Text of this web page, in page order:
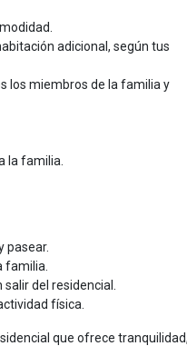
adicional, según tus
los miembros de la familia y
la familia.
pasear.
familia.
del residencial.
física.
que ofrece tranquilidad,